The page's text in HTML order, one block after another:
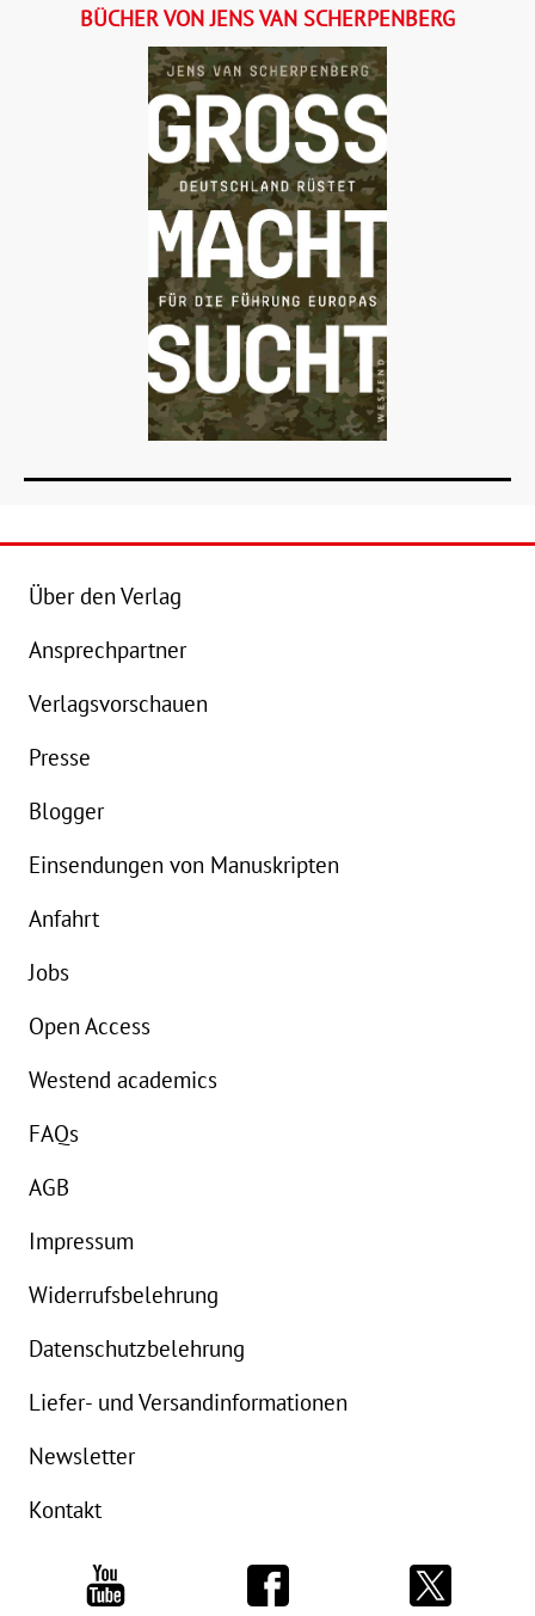
BÜCHER VON JENS VAN SCHERPENBERG
Über den Verlag
Ansprechpartner
Verlagsvorschauen
Presse
Blogger
Einsendungen von Manuskripten
Anfahrt
Jobs
Open Access
Westend academics
FAQs
AGB
Impressum
Widerrufsbelehrung
Datenschutzbelehrung
Liefer- und Versandinformationen
Newsletter
Kontakt